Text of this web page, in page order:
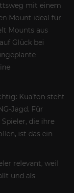
mit einem
Mount ideal für
Mounts aus
Glück bei
Kua’fon steht
Jagd. Für
die ihre
ist das ein
relevant, weil
und als